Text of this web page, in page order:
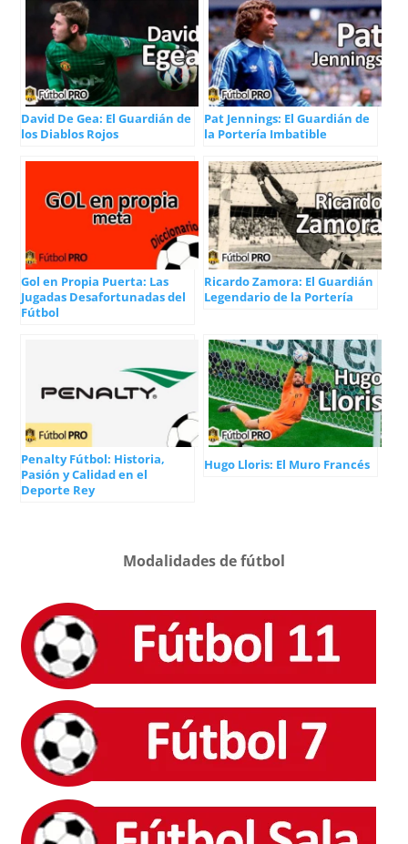
David De Gea: El Guardián de
los Diablos Rojos
Pat Jennings: El Guardián de
la Portería Imbatible
Gol en Propia Puerta: Las
Jugadas Desafortunadas del
Fútbol
Ricardo Zamora: El Guardián
Legendario de la Portería
Penalty Fútbol: Historia,
Pasión y Calidad en el
Deporte Rey
Hugo Lloris: El Muro Francés
Modalidades de fútbol